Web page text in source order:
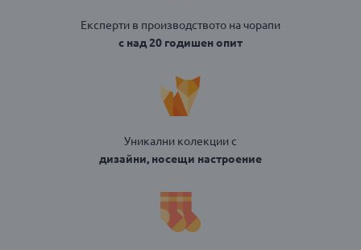
Експерти в производството на чорапи
с над 20 годишен опит
Уникални колекции с
дизайни, носещи настроение